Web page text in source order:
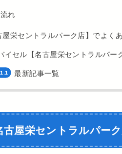
れ
屋栄セントラルパーク店】でよく
イセル【名古屋栄セントラルパー
最新記事一覧
屋栄セントラルパー